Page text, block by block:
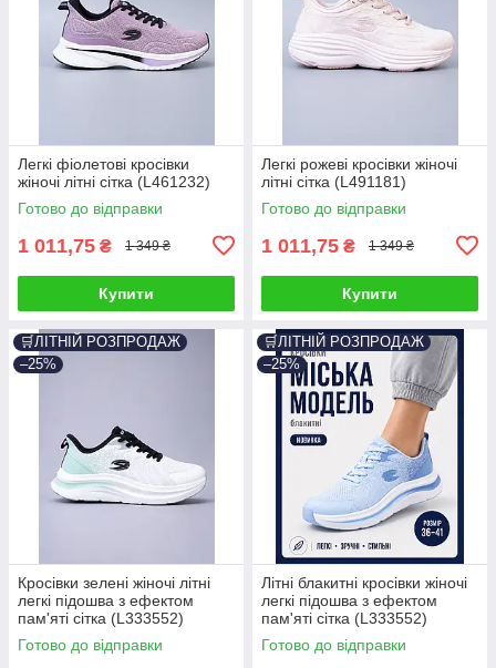
Легкі фіолетові кросівки
жіночі літні сітка (L461232)
Готово до відправки
1 011,75 ₴ 1 349 ₴
Купити
Легкі рожеві кросівки жіночі
літні сітка (L491181)
Готово до відправки
1 011,75 ₴ 1 349 ₴
Купити
🛒ЛІТНІЙ РОЗПРОДАЖ
–25%
Кросівки зелені жіночі літні
легкі підошва з ефектом
пам'яті сітка (L333552)
Готово до відправки
🛒ЛІТНІЙ РОЗПРОДАЖ
–25%
Літні блакитні кросівки жіночі
легкі підошва з ефектом
пам'яті сітка (L333552)
Готово до відправки